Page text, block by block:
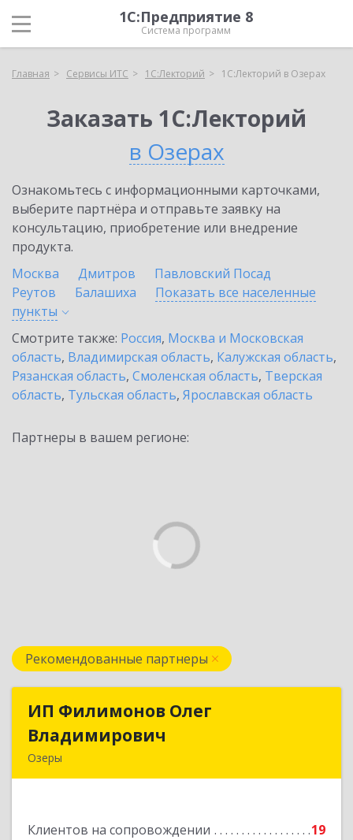
1С:Предприятие 8
Система программ
Главная Сервисы ИТС 1С:Лекторий 1С:Лекторий в Озерах
Заказать 1С:Лекторий
в Озерах
Ознакомьтесь с информационными карточками,
выберите партнёра и отправьте заявку на
консультацию, приобретение или внедрение
продукта.
Москва
Дмитров
Павловский Посад
Реутов
Балашиха
Показать все населенные
пункты
Смотрите также: Россия, Москва и Московская
область, Владимирская область, Калужская область,
Рязанская область, Смоленская область, Тверская
область, Тульская область, Ярославская область
Партнеры в вашем регионе:
Рекомендованные партнеры
ИП Филимонов Олег
Владимирович
Озеры
Клиентов на сопровождении 19
ИП Филимонов Олег
Подробнее